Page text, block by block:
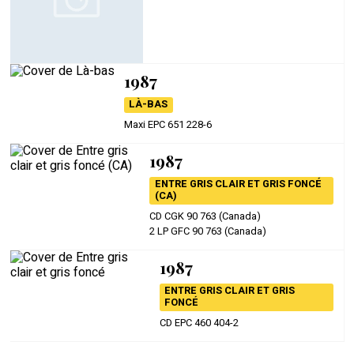
1987
LÀ-BAS
Maxi EPC 651 228-6
1987
ENTRE GRIS CLAIR ET GRIS FONCÉ
(CA)
CD CGK 90 763 (Canada)
2 LP GFC 90 763 (Canada)
1987
ENTRE GRIS CLAIR ET GRIS
FONCÉ
CD EPC 460 404-2